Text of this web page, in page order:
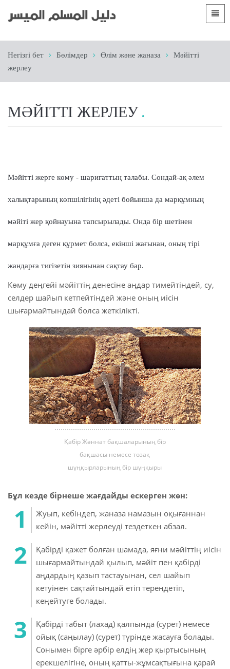
Кіріспе
الأقسام
Shqip
Қазақ
Русский
Somali
Kiswahili
Türkçe
اردو
o'zbek
Yorùbá
Негізгі бет Бөлімдер Өлім және жаназа
Мәйітті
жерлеу
МӘЙІТТІ ЖЕРЛЕУ
Мәйітті жерге көму - шариғаттың талабы. Сондай-ақ әлем
халықтарының көпшілігінің әдеті бойынша да марқұмның
мәйіті жер қойнауына тапсырылады. Онда бір шетінен
марқұмға деген құрмет болса, екінші жағынан, оның тірі
жандарға тигізетін зиянынан сақтау бар.
Көму деңгейі мәйіттің денесіне аңдар тимейтіндей, су,
селдер шайып кетпейтіндей және оның иісін
шығармайтындай болса жеткілікті.
Қабір Жәннат бақшаларының бір
бақшасы немесе тозақ
шұңқырларының бір шұңқыры
Бұл кезде бірнеше жағдайды ескерген жөн:
Жуып, кебіндеп, жаназа намазын оқығаннан
кейін, мәйітті жерлеуді тездеткен абзал.
Қабірді қажет болған шамада, яғни мәйіттің иісін
шығармайтындай қылып, мәйіт пен қабірді
аңдардың қазып тастауынан, сел шайып
кетуінен сақтайтындай етіп тереңдетіп,
кеңейтуге болады.
Қабірді табыт (лахад) қалпында (сурет) немесе
ойық (саңылау) (сурет) түрінде жасауға болады.
Сонымен бірге әрбір елдің жер қыртысының
ерекшелігіне, оның қатты-жұмсақтығына қарай